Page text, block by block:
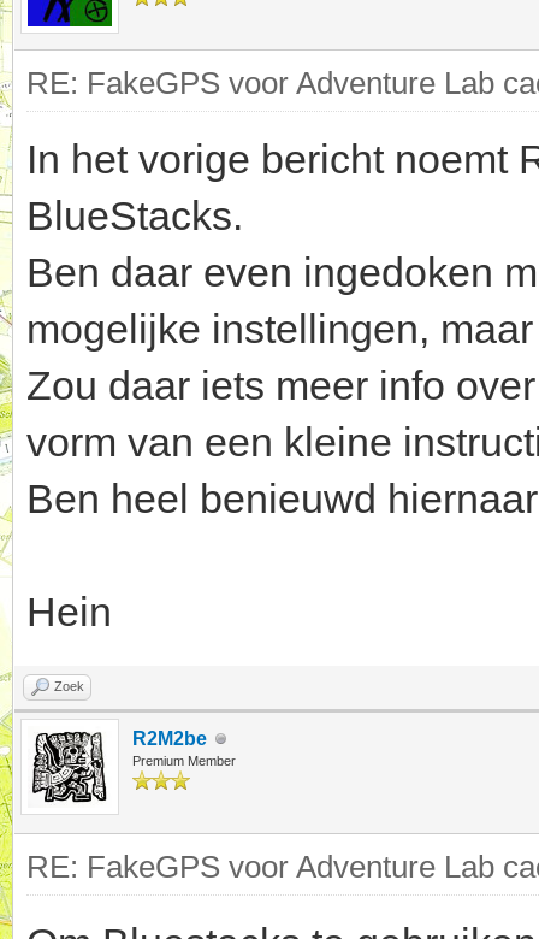
RE: FakeGPS voor Adventure Lab
In het vorige bericht noemt
BlueStacks.
Ben daar even ingedoken
mogelijke instellingen,
Zou daar iets meer info
vorm van een kleine
Ben heel benieuwd
Hein
Zoek
R2M2be
Premium Member
RE: FakeGPS voor Adventure Lab